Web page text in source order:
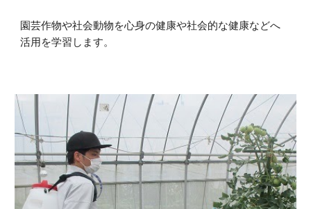
園芸作物や社会動物を心身の健康や社会的な健康などへ
活用を学習します。